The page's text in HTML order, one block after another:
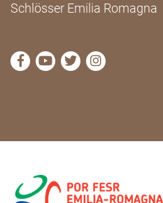
Schlösser Emilia Romagna
die Seite Facebook von
die Seite YouTube
die Seitedie Seite